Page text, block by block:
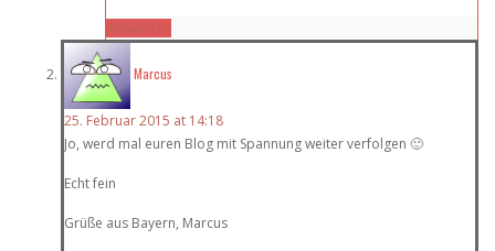
Antworten
Marcus
25. Februar 2015 at 14:18
Jo, werd mal euren Blog mit Spannung weiter verfolgen 🙂
Echt fein
Grüße aus Bayern, Marcus